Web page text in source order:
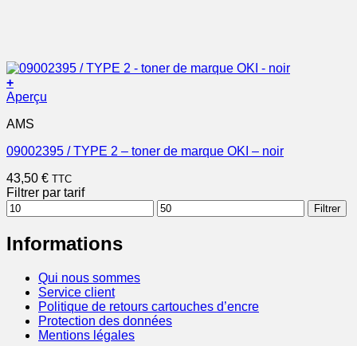
+
Aperçu
AMS
09002395 / TYPE 2 – toner de marque OKI – noir
43,50 € TTC
Filtrer par tarif
Prix
min
Prix
max
Filtrer
Informations
Qui nous sommes
Service client
Politique de retours cartouches d’encre
Protection des données
Mentions légales